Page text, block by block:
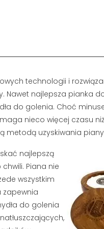
TWARDA WODA A
– DLACZEGO TWOJA
PIANA ZNIKA I JAK TO
NAPRAWIĆ?
technologii i
Nawet najlepsza pianka
do golenia. Choć
nieco więcej czasu
metodą uzyskiwania
najlepszą
Piana nie
wszystkim
zapewnia
do golenia